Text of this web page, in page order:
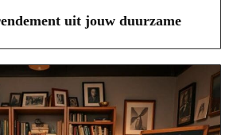
uit jouw duurzame